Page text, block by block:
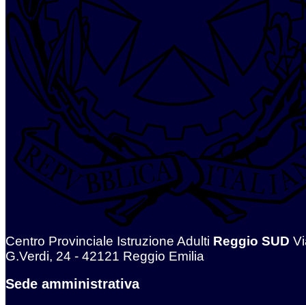
Centro Provinciale Istruzione Adulti Reggio SUD
G.Verdi, 24 - 42121 Reggio Emilia
Sede amministrativa